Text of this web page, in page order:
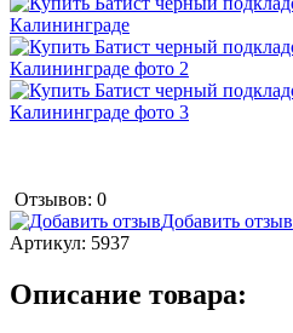
Отзывов: 0
Добавить отзыв
Артикул: 5937
Описание товара: